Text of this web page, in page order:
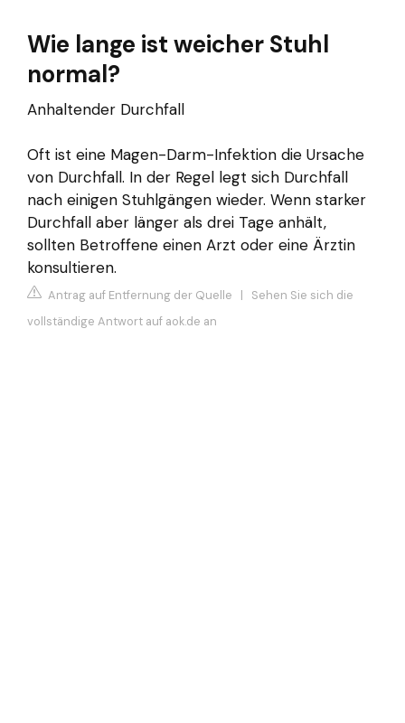
Wie lange ist weicher Stuhl
normal?
Anhaltender Durchfall
Oft ist eine Magen-Darm-Infektion die Ursache
von Durchfall. In der Regel legt sich Durchfall
nach einigen Stuhlgängen wieder. Wenn starker
Durchfall aber länger als drei Tage anhält,
sollten Betroffene einen Arzt oder eine Ärztin
konsultieren.
Antrag auf Entfernung der Quelle | Sehen Sie sich die
vollständige Antwort auf aok.de an